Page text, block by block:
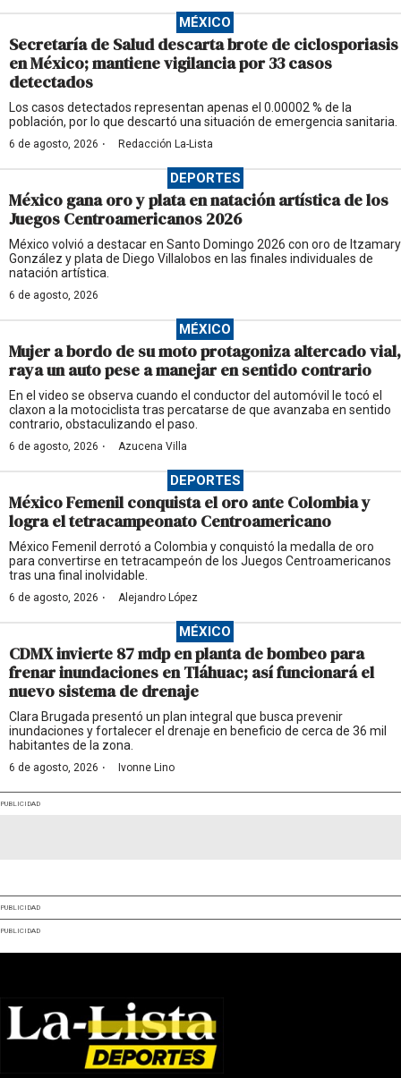
MÉXICO
Secretaría de Salud descarta brote de ciclosporiasis
en México; mantiene vigilancia por 33 casos
detectados
Los casos detectados representan apenas el 0.00002 % de la
población, por lo que descartó una situación de emergencia sanitaria.
6 de agosto, 2026 · Redacción La-Lista
DEPORTES
México gana oro y plata en natación artística de los
Juegos Centroamericanos 2026
México volvió a destacar en Santo Domingo 2026 con oro de Itzamary
González y plata de Diego Villalobos en las finales individuales de
natación artística.
6 de agosto, 2026
MÉXICO
Mujer a bordo de su moto protagoniza altercado vial,
raya un auto pese a manejar en sentido contrario
En el video se observa cuando el conductor del automóvil le tocó el
claxon a la motociclista tras percatarse de que avanzaba en sentido
contrario, obstaculizando el paso.
6 de agosto, 2026 · Azucena Villa
DEPORTES
México Femenil conquista el oro ante Colombia y
logra el tetracampeonato Centroamericano
México Femenil derrotó a Colombia y conquistó la medalla de oro
para convertirse en tetracampeón de los Juegos Centroamericanos
tras una final inolvidable.
6 de agosto, 2026 · Alejandro López
MÉXICO
CDMX invierte 87 mdp en planta de bombeo para
frenar inundaciones en Tláhuac; así funcionará el
nuevo sistema de drenaje
Clara Brugada presentó un plan integral que busca prevenir
inundaciones y fortalecer el drenaje en beneficio de cerca de 36 mil
habitantes de la zona.
6 de agosto, 2026 · Ivonne Lino
PUBLICIDAD
PUBLICIDAD
PUBLICIDAD